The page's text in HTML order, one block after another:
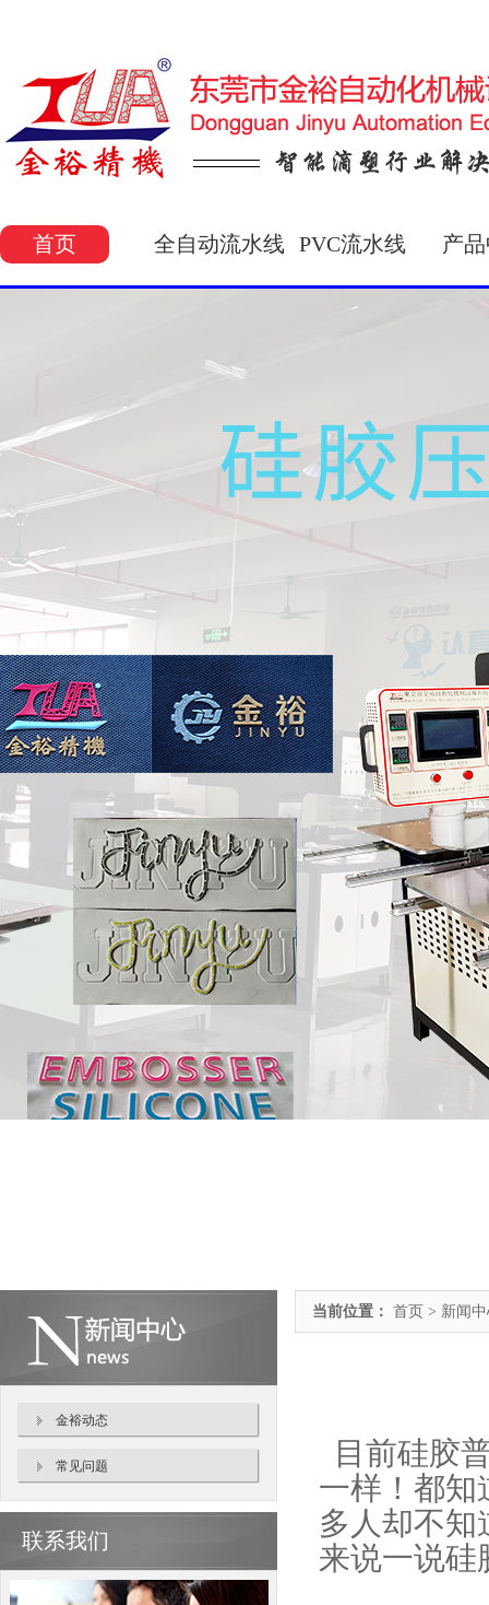
首页 全自动流水线 PVC流水线 产
金裕动态
常见问题
联系我们
当前位置： 首页 > 新闻
目前硅胶
一样！都知
多人却不知
来说一说硅